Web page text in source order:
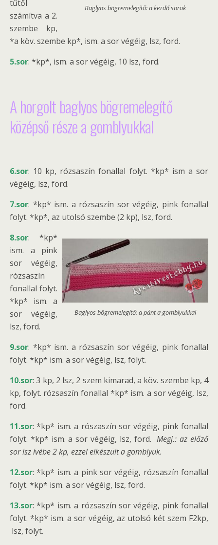
Baglyos bögremelegítő: a kezdő sorok
tűtől
számítva a 2.
szembe kp,
*a köv. szembe kp*, ism. a sor végéig, lsz, ford.
5.sor: *kp*, ism. a sor végéig, 10 lsz, ford.
A horgolt baglyos bögremelegítő
középső része a gomblyukkal
6.sor: 10 kp, rózsaszín fonallal folyt. *kp* ism a sor
végéig, lsz, ford.
7.sor: *kp* ism. a rózsaszín sor végéig, pink fonallal
folyt. *kp*, az utolsó szembe (2 kp), lsz, ford.
Baglyos bögremelegítő: a pánt a gomblyukkal
8.sor: *kp*
ism. a pink
sor végéig,
rózsaszín
fonallal folyt.
*kp* ism. a
sor végéig,
lsz, ford.
9.sor: *kp* ism. a rózsaszín sor végéig, pink fonallal
folyt. *kp* ism. a sor végéig, lsz, folyt.
10.sor: 3 kp, 2 lsz, 2 szem kimarad, a köv. szembe kp, 4
kp, folyt. rózsaszín fonallal *kp* ism. a sor végéig, lsz,
ford.
11.sor: *kp* ism. a rószaszín sor végéig, pink fonallal
folyt. *kp* ism. a sor végéig, lsz, ford.Megj.: az előző
sor lsz ívébe 2 kp, ezzel elkészült a gomblyuk.
12.sor: *kp* ism. a pink sor végéig, rózsaszín fonallal
folyt. *kp* ism. a sor végéig, lsz, ford.
13.sor: *kp* ism. a rózsaszín sor végéig, pink fonallal
folyt. *kp* ism. a sor végéig, az utolsó két szem F2kp,
lsz, folyt.